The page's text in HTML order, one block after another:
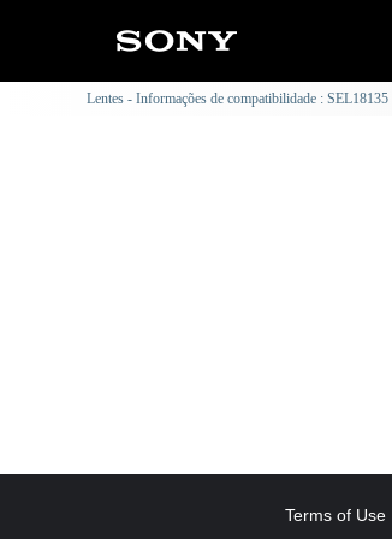
Lentes - Informações de compatibilidade : SEL18135
Terms of Use